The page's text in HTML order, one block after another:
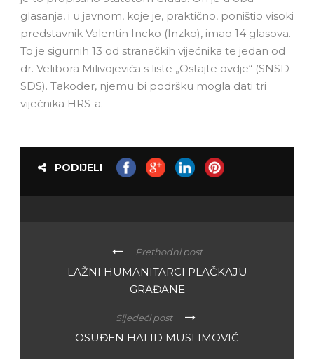
glasanja, i u javnom, koje je, praktično, poništio visoki
predstavnik Valentin Incko (Inzko), imao 14 glasova.
To je sigurnih 13 od stranačkih vijećnika te jedan od
dr. Velibora Milivojevića s liste „Ostajte ovdje“ (SNSD-
SDS). Također, njemu bi podršku mogla dati tri
vijećnika HRS-a.
PODIJELI
Prethodni post
LAŽNI HUMANITARCI PLAČKAJU
GRAĐANE
Sljedeći post
OSUĐEN HALID MUSLIMOVIĆ